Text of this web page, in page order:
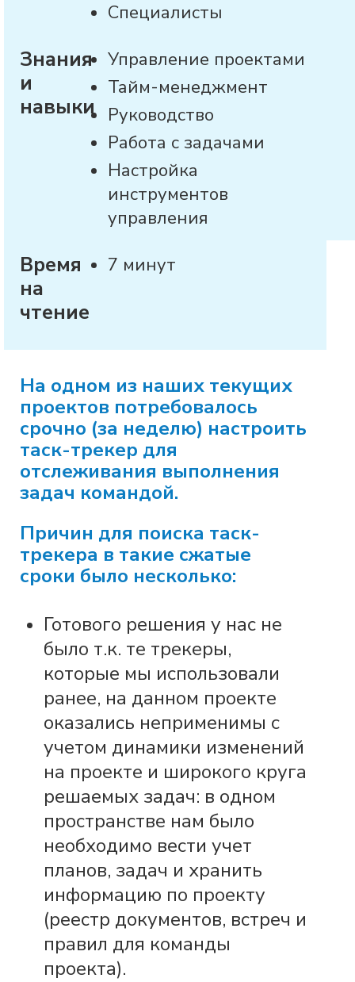
Специалисты
Знания
и
навыки
Управление проектами
Тайм-менеджмент
Руководство
Работа с задачами
Настройка
инструментов
управления
Время
на
чтение
7 минут
На одном из наших текущих
проектов потребовалось
срочно (за неделю) настроить
таск-трекер для
отслеживания выполнения
задач командой.
Причин для поиска таск-
трекера в такие сжатые
сроки было несколько:
Готового решения у нас не
было т.к. те трекеры,
которые мы использовали
ранее, на данном проекте
оказались неприменимы с
учетом динамики изменений
на проекте и широкого круга
решаемых задач: в одном
пространстве нам было
необходимо вести учет
планов, задач и хранить
информацию по проекту
(реестр документов, встреч и
правил для команды
проекта).